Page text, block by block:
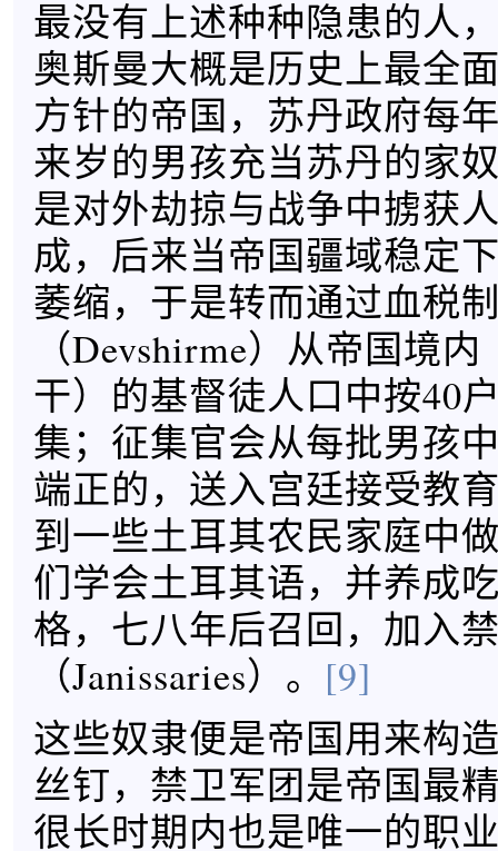
最没有上述种种隐患的人
奥斯曼大概是历史上最全
方针的帝国，苏丹政府每
来岁的男孩充当苏丹的家
是对外劫掠与战争中掳获
成，后来当帝国疆域稳定
萎缩，于是转而通过血税
（Devshirme）从帝国境
干）的基督徒人口中按40
集；征集官会从每批男孩
端正的，送入宫廷接受教
到一些土耳其农民家庭中
们学会土耳其语，并养成
格，七八年后召回，加入
（Janissaries）。 [9]
这些奴隶便是帝国用来构
丝钉，禁卫军团是帝国最
很长时期内也是唯一的职